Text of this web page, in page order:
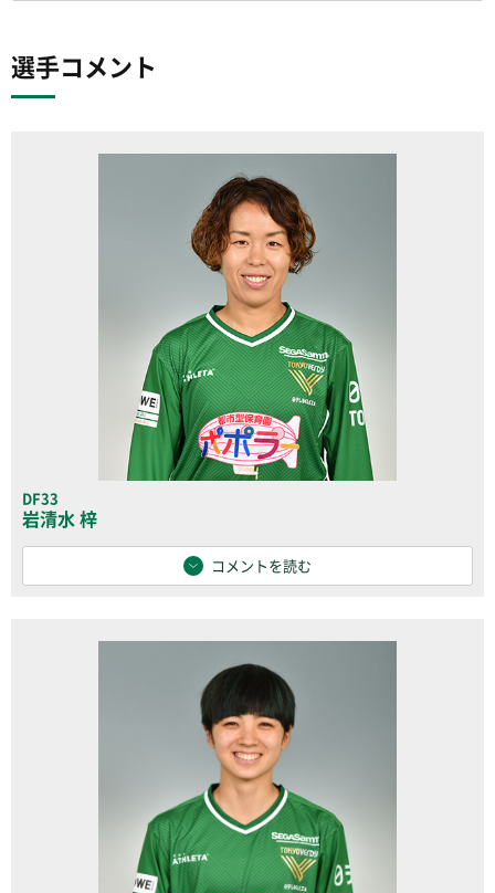
選手コメント
DF33
岩清水 梓
コメントを読む